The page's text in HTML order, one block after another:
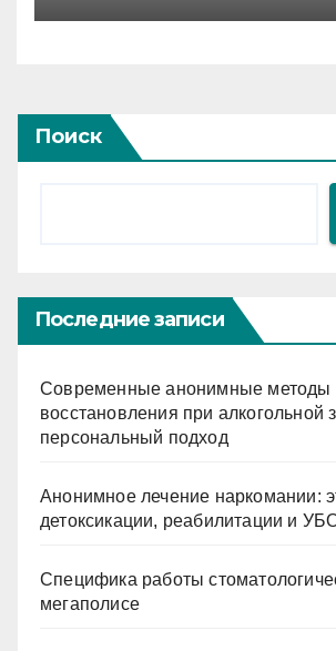
микроуровня
Поиск
Последние записи
Современные анонимные методы
восстановления при алкогольной
персональный подход
Анонимное лечение наркомании:
детоксикации, реабилитации и
Специфика работы
мегаполисе